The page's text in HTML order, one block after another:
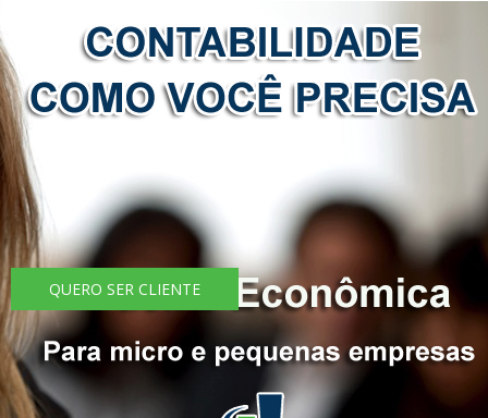
QUERO SER CLIENTE